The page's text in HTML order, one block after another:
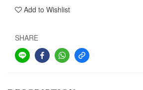
Add to Wishlist
SHARE